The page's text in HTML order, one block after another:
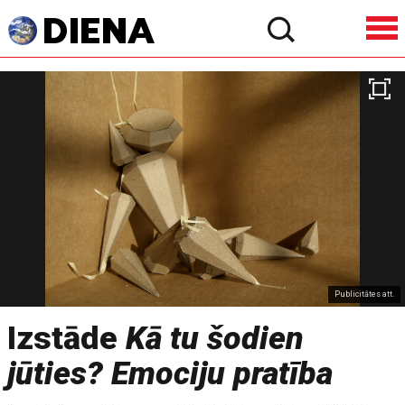
Publicitātes att.
IzstādeKā tu šodien
jūties? Emociju pratība